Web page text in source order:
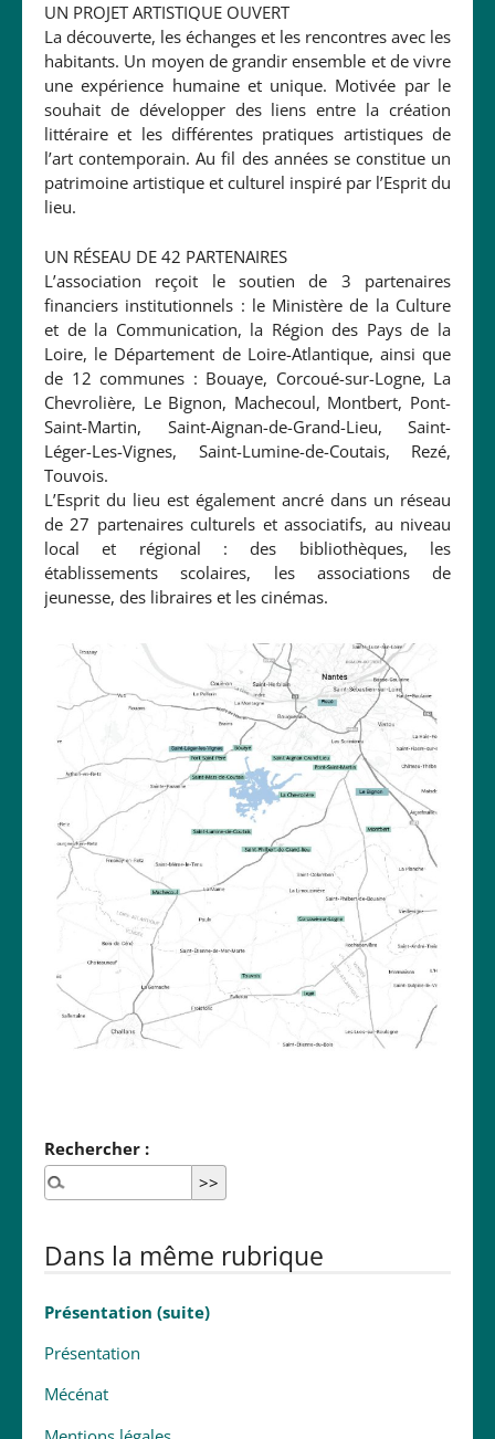
UN PROJET ARTISTIQUE OUVERT
La découverte, les échanges et les rencontres avec les
habitants. Un moyen de grandir ensemble et de vivre
une expérience humaine et unique. Motivée par le
souhait de développer des liens entre la création
littéraire et les différentes pratiques artistiques de
l’art contemporain. Au fil des années se constitue un
patrimoine artistique et culturel inspiré par l’Esprit du
lieu.
UN RÉSEAU DE 42 PARTENAIRES
L’association reçoit le soutien de 3 partenaires
financiers institutionnels : le Ministère de la Culture
et de la Communication, la Région des Pays de la
Loire, le Département de Loire-Atlantique, ainsi que
de 12 communes : Bouaye, Corcoué-sur-Logne, La
Chevrolière, Le Bignon, Machecoul, Montbert, Pont-
Saint-Martin, Saint-Aignan-de-Grand-Lieu, Saint-
Léger-Les-Vignes, Saint-Lumine-de-Coutais, Rezé,
Touvois.
L’Esprit du lieu est également ancré dans un réseau
de 27 partenaires culturels et associatifs, au niveau
local et régional : des bibliothèques, les
établissements scolaires, les associations de
jeunesse, des libraires et les cinémas.
Rechercher :
Dans la même rubrique
Présentation (suite)
Présentation
Mécénat